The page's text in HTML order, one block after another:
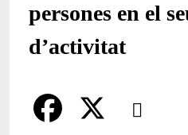
persones en el
d’activitat
Comparteix